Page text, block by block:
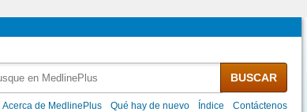
BUSCAR
Acerca de MedlinePlus Qué hay de nuevo Índice Contáctenos